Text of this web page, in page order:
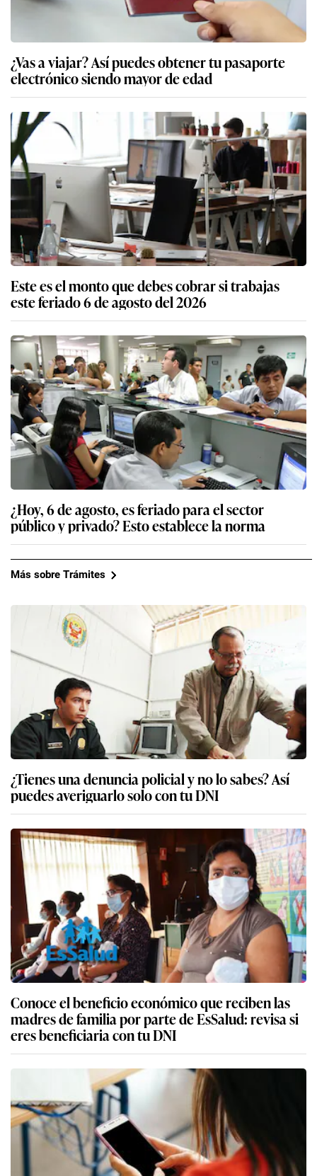
¿Vas a viajar? Así puedes obtener tu pasaporte
electrónico siendo mayor de edad
Este es el monto que debes cobrar si trabajas
este feriado 6 de agosto del 2026
¿Hoy, 6 de agosto, es feriado para el sector
público y privado? Esto establece la norma
Más sobre Trámites
¿Tienes una denuncia policial y no lo sabes? Así
puedes averiguarlo solo con tu DNI
Conoce el beneficio económico que reciben las
madres de familia por parte de EsSalud: revisa si
eres beneficiaria con tu DNI